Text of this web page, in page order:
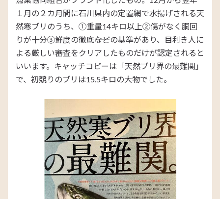
１月の２カ月間に石川県内の定置網で水揚げされる天
然寒ブリのうち、①重量14キロ以上②傷がなく胴回
りが十分③鮮度の徹底――などの基準があり、目利き人に
よる厳しい審査をクリアしたものだけが認定されると
いいます。キャッチコピーは「天然ブリ界の最難関」
で、初競りのブリは15.5キロの大物でした。